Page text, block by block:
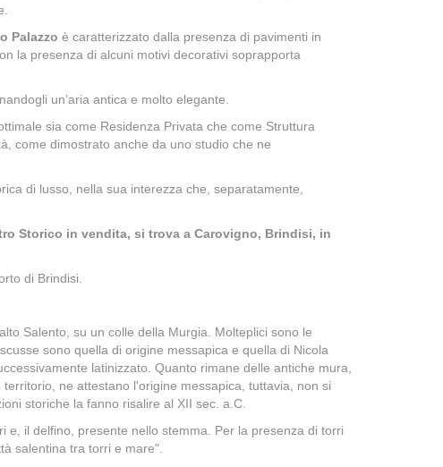
Palazzo è caratterizzato dalla presenza di pavimenti in
la presenza di alcuni motivi decorativi soprapporta
un’aria antica e molto elegante.
sia come Residenza Privata che come Struttura
come dimostrato anche da uno studio che ne
di lusso, nella sua interezza che, separatamente,
Storico in vendita, si trova a Carovigno, Brindisi, in
di Brindisi.
Salento, su un colle della Murgia. Molteplici sono le
sono quella di origine messapica e quella di Nicola
latinizzato. Quanto rimane delle antiche mura,
ne attestano l'origine messapica, tuttavia, non si
storiche la fanno risalire al XII sec. a.C.
e, il delfino, presente nello stemma. Per la presenza di torri
salentina tra torri e mare".